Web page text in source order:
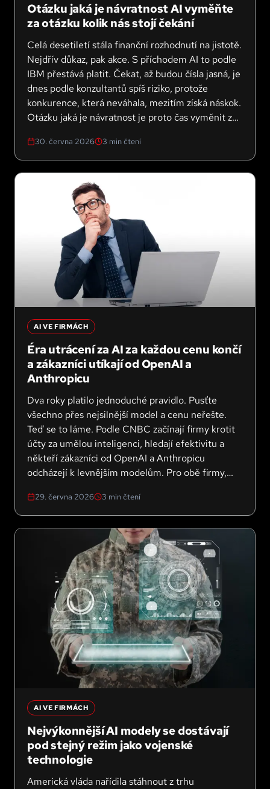
Otázku jaká je návratnost AI vyměňte
za otázku kolik nás stojí čekání
Celá desetiletí stála finanční rozhodnutí na jistotě.
Nejdřív důkaz, pak akce. S příchodem AI to podle
IBM přestává platit. Čekat, až budou čísla jasná, je
dnes podle konzultantů spíš riziko, protože
konkurence, která neváhala, mezitím získá náskok.
Otázku jaká je návratnost je proto čas vyměnit za
plyne i pro menší české firmy.
30. června 2026 3 min čtení
AI VE FIRMÁCH
Éra utrácení za AI za každou cenu končí
a zákazníci utíkají od OpenAI a
Anthropicu
Dva roky platilo jednoduché pravidlo. Pusťte
všechno přes nejsilnější model a cenu neřešte.
Teď se to láme. Podle CNBC začínají firmy krotit
účty za umělou inteligenci, hledají efektivitu a
někteří zákazníci od OpenAI a Anthropicu
odcházejí k levnějším modelům. Pro obě firmy,
nejrychlejšího růstu. A pro vaši firmu jasná lekce,
jak k AI přistupovat.
29. června 2026 3 min čtení
AI VE FIRMÁCH
Nejvýkonnější AI modely se dostávají
pod stejný režim jako vojenské
technologie
Americká vláda nařídila stáhnout z trhu